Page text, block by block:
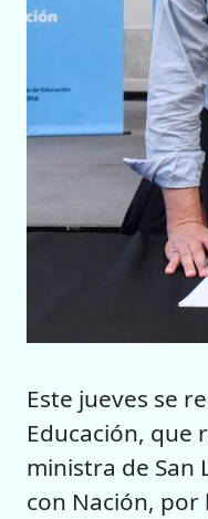
Este jueves se
Educación, que
ministra de San
con Nación,